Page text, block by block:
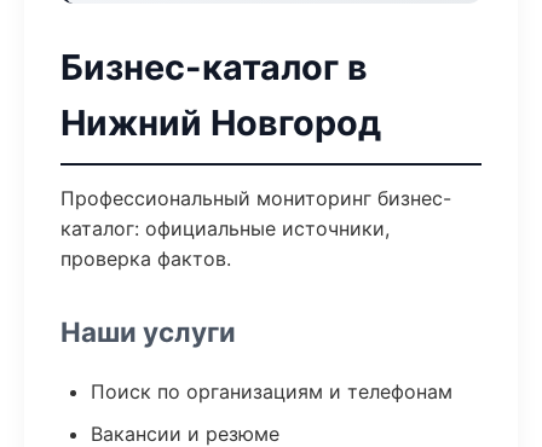
Бизнес-каталог в
Нижний Новгород
Профессиональный мониторинг бизнес-
каталог: официальные источники,
проверка фактов.
Наши услуги
Поиск по организациям и телефонам
Вакансии и резюме